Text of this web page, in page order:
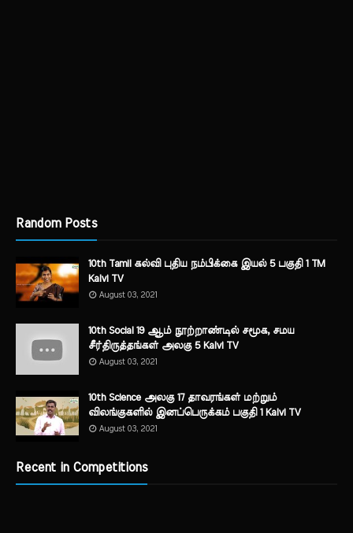
Random Posts
10th Tamil கல்வி புதிய நம்பிக்கை இயல் 5 பகுதி 1 TM
Kalvi TV
August 03, 2021
10th Social 19 ஆம் நூற்றாண்டில் சமூக, சமய
சீர்திருத்தங்கள் அலகு 5 Kalvi TV
August 03, 2021
10th Science அலகு 17 தாவரங்கள் மற்றும்
விலங்குகளில் இனப்பெருக்கம் பகுதி 1 Kalvi TV
August 03, 2021
Recent in Competitions